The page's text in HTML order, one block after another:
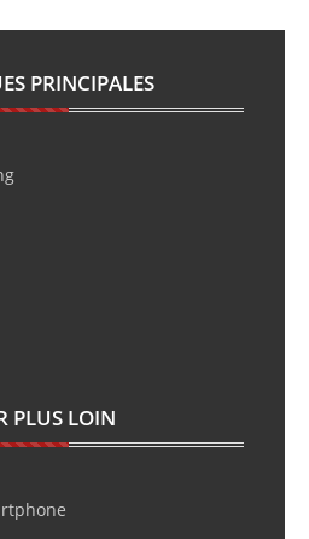
PRINCIPALES
PLUS LOIN